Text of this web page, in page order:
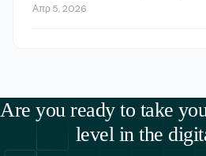
Απρ 5, 2026
Are you ready to take
level in the